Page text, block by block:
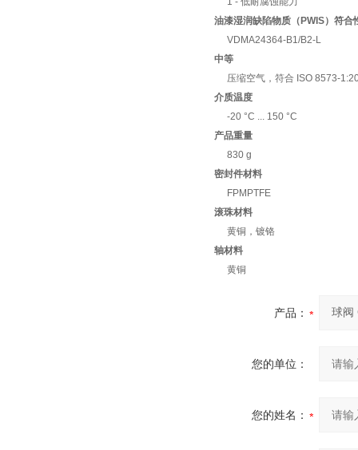
油漆湿润缺陷物质（PWIS）符合
VDMA24364-B1/B2-L
中等
压缩空气，符合 ISO 8573-
介质温度
-20 °C ... 150 °C
产品重量
830 g
密封件材料
FPMPTFE
滚珠材料
黄铜，镀铬
轴材料
黄铜
产品：
您的单位：
您的姓名：